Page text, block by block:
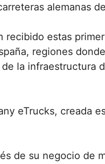
alemanas
estas
regiones
la infraestructura
eTrucks, creada
de su negocio de